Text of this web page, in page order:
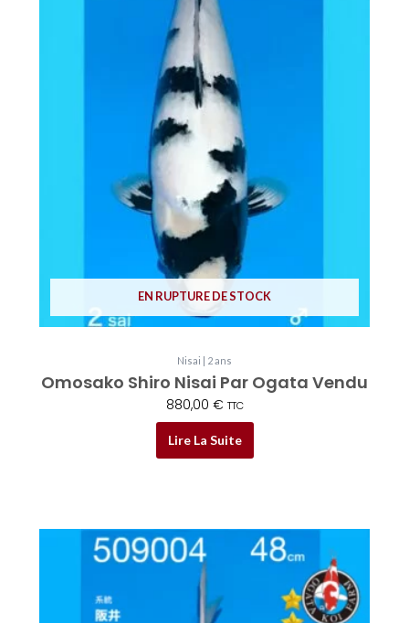
EN RUPTURE DE STOCK
Nisai | 2 ans
Omosako Shiro Nisai Par Ogata Vendu
880,00 € TTC
Lire La Suite